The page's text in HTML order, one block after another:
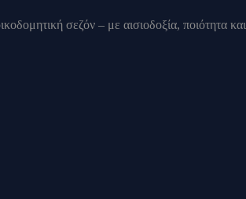
σεζόν – με αισιοδοξία, ποιότητα και